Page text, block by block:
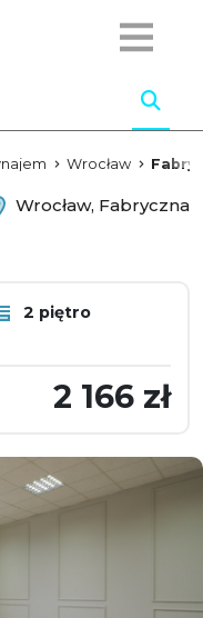
Wrocław
Wrocław, Fabryczna
2 piętro
2 166 zł